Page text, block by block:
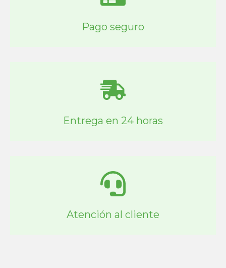
Pago seguro
Entrega en 24 horas
Atención al cliente